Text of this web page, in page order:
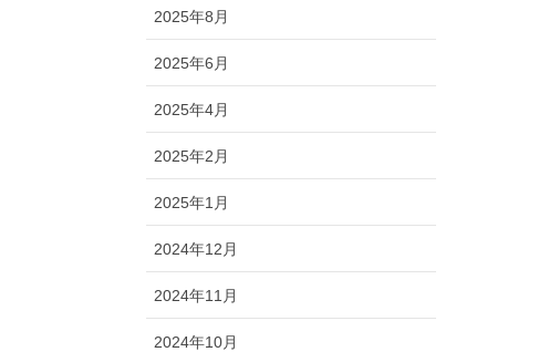
2025年8月
2025年6月
2025年4月
2025年2月
2025年1月
2024年12月
2024年11月
2024年10月